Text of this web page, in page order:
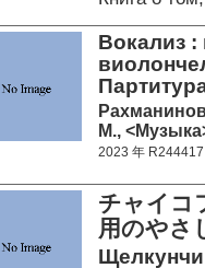
Вокализ :
М.,
2023 年 R244417
チャイ
用のやさ